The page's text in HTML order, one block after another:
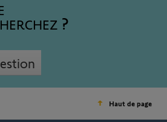
Haut de page